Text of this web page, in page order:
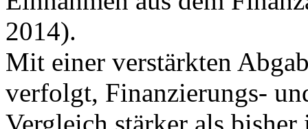
2014).
Mit einer verstärkten
verfolgt, Finanzierungs-